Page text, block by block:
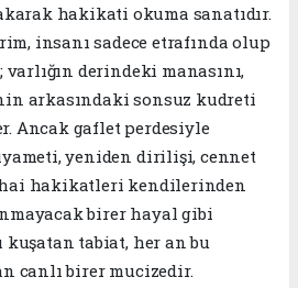
hakikati okuma sanatıdır.
insanı sadece etrafında olup
derindeki manasını,
arkasındaki sonsuz kudreti
Ancak gaflet perdesiyle
yeniden dirilişi, cennet
hakikatleri kendilerinden
birer hayal gibi
kuşatan tabiat, her an bu
canlı birer mucizedir.